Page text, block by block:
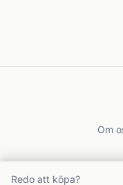
Redo att köpa?
Om